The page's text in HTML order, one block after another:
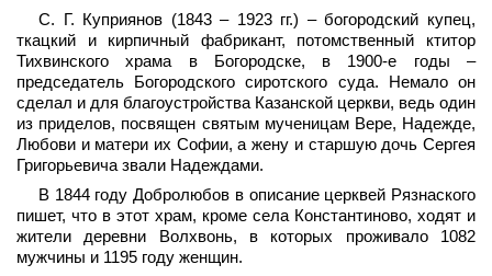
С. Г. Куприянов (1843 – 1923 гг.) – богородский купец,
ткацкий и кирпичный фабрикант, потомственный ктитор
Тихвинского храма в Богородске, в 1900-е годы –
председатель Богородского сиротского суда. Немало он
сделал и для благоустройства Казанской церкви, ведь один
из приделов, посвящен святым мученицам Вере, Надежде,
Любови и матери их Софии, а жену и старшую дочь Сергея
Григорьевича звали Надеждами.
В 1844 году Добролюбов в описание церквей Рязнаского
пишет, что в этот храм, кроме села Константиново, ходят и
жители деревни Волхвонь, в которых проживало 1082
мужчины и 1195 году женщин.